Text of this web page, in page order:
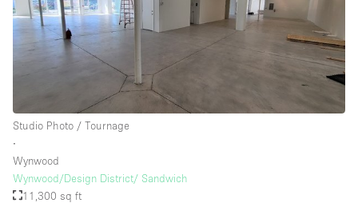
Studio Photo / Tournage
∙
Wynwood
Wynwood/Design District/ Sandwich
11,300 sq ft